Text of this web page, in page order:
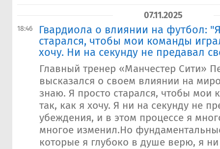
07.11.2025
18:46
Гвардиола о влиянии на футбол:
старался, чтобы мои команды
хочу. Ни на секунду не предавал
Главный тренер «Манчестер Сити»
высказался о своем влиянии на
знаю. Я просто старался, чтобы мои
так, как я хочу. Я ни на секунду не
убеждения, и в этом процессе я
многое изменил.Но
которые я глубоко в душе верю, я